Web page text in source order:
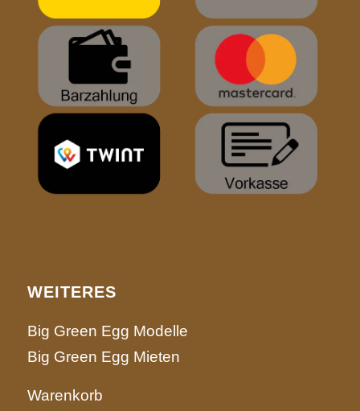
WEITERES
Big Green Egg Modelle
Big Green Egg Mieten
Warenkorb